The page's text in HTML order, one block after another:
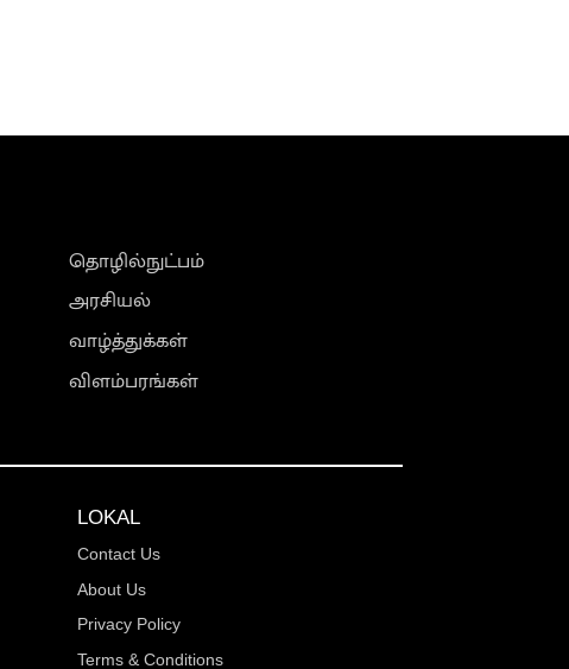
தொழில்நுட்பம்
அரசியல்
வாழ்த்துக்கள்
விளம்பரங்கள்
LOKAL
Contact Us
About Us
Privacy Policy
Terms & Conditions